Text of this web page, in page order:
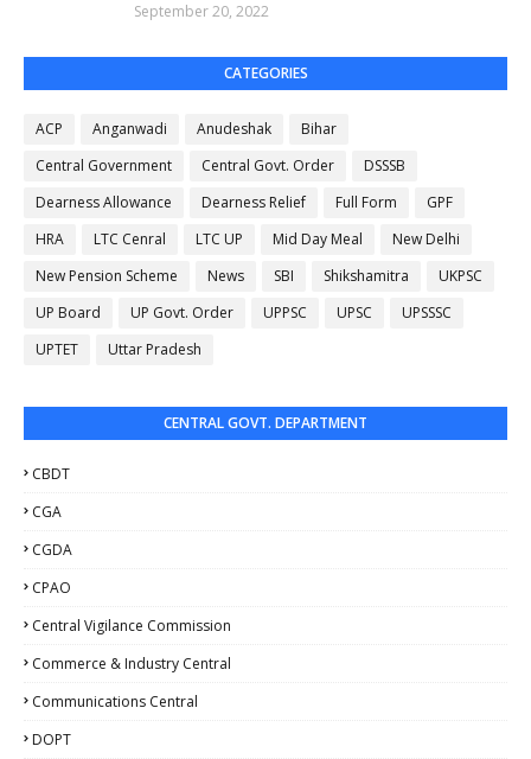
September 20, 2022
CATEGORIES
ACP Anganwadi Anudeshak
Bihar
Central Government
Central Govt. Order
DSSSB
Dearness Allowance
Dearness Relief Full Form
GPF
HRA
LTC Cenral LTC UP Mid Day Meal
New Delhi
New Pension Scheme
News SBI Shikshamitra
UKPSC
UP Board
UP Govt. Order UPPSC UPSC
UPSSSC
UPTET
Uttar Pradesh
CENTRAL GOVT. DEPARTMENT
CBDT
CGA
CGDA
CPAO
Central Vigilance Commission
Commerce & Industry Central
Communications Central
DOPT